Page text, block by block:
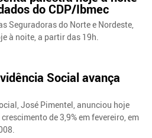
do CDP/Ibmec
Seguradoras do Norte e Nordeste,
à noite, a partir das 19h.
Social avança
José Pimentel, anunciou hoje
de 3,9% em fevereiro, em